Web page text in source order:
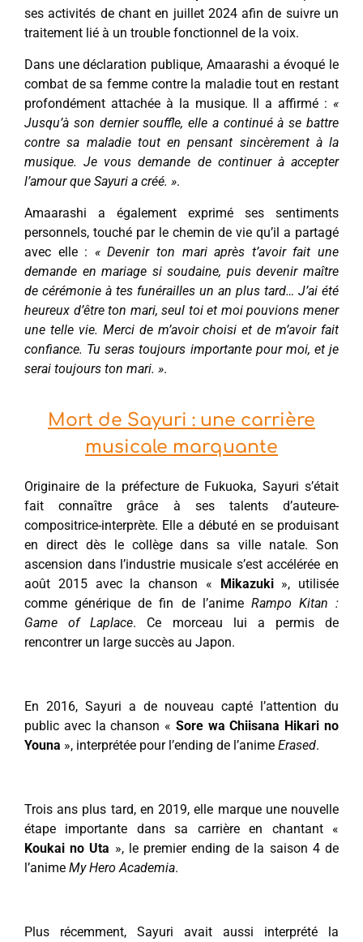
ses activités de chant en juillet 2024 afin de suivre un
traitement lié à un trouble fonctionnel de la voix.
Dans une déclaration publique, Amaarashi a évoqué le
combat de sa femme contre la maladie tout en restant
profondément attachée à la musique. Il a affirmé : «
Jusqu’à son dernier souffle, elle a continué à se battre
contre sa maladie tout en pensant sincèrement à la
musique. Je vous demande de continuer à accepter
l’amour que Sayuri a créé. ».
Amaarashi a également exprimé ses sentiments
personnels, touché par le chemin de vie qu’il a partagé
avec elle : « Devenir ton mari après t’avoir fait une
demande en mariage si soudaine, puis devenir maître
de cérémonie à tes funérailles un an plus tard… J’ai été
heureux d’être ton mari, seul toi et moi pouvions mener
une telle vie. Merci de m’avoir choisi et de m’avoir fait
confiance. Tu seras toujours importante pour moi, et je
serai toujours ton mari. ».
Mort de Sayuri : une carrière
musicale marquante
Originaire de la préfecture de Fukuoka, Sayuri s’était
fait connaître grâce à ses talents d’auteure-
compositrice-interprète. Elle a débuté en se produisant
en direct dès le collège dans sa ville natale. Son
ascension dans l’industrie musicale s’est accélérée en
août 2015 avec la chanson « Mikazuki», utilisée
comme générique de fin de l’anime Rampo Kitan :
Game of Laplace. Ce morceau lui a permis de
rencontrer un large succès au Japon.
En 2016, Sayuri a de nouveau capté l’attention du
public avec la chanson « Sore wa Chiisana Hikari no
Youna », interprétée pour l’ending de l’anime Erased.
Trois ans plus tard, en 2019, elle marque une nouvelle
étape importante dans sa carrière en chantant «
Koukai no Uta », le premier ending de la saison 4 de
l’anime My Hero Academia.
Plus récemment, Sayuri avait aussi interprété la